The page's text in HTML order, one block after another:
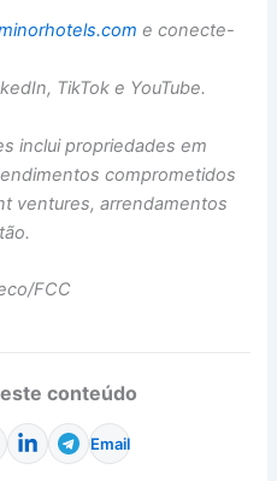
e conecte-
, TikTok e YouTube.
inclui propriedades em
comprometidos
ventures, arrendamentos
FCC
conteúdo
Email